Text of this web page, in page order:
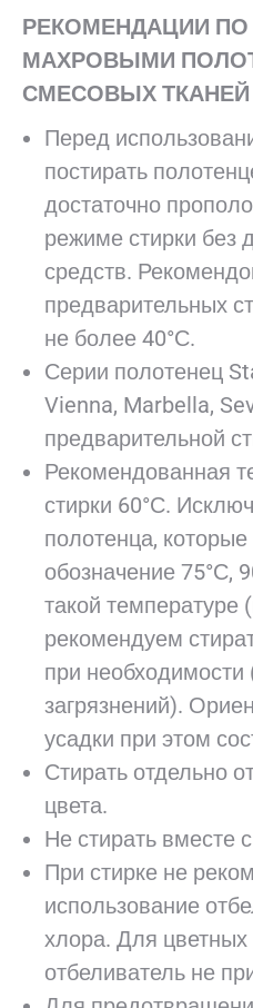
РЕКОМЕНДАЦИИ ПО
МАХРОВЫМИ
СМЕСОВЫХ ТКАНЕЙ
Перед
постирать
достаточно
режиме стирки
средств.
предварительных
не более 40°С.
Серии полотенец
Vienna, Marbella,
предварительной
Рекомендованная
стирки 60°С.
полотенца,
обозначение 75°С,
такой
рекомендуем
при
загрязнений).
усадки при этом
Стирать отдельно
цвета.
Не стирать вместе
При стирке не
использование
хлора. Для цветных
отбеливатель не